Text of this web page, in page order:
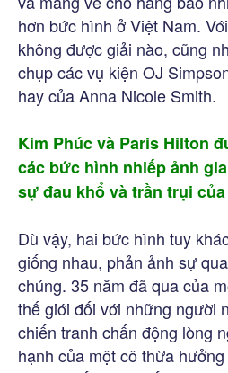
hơn bức hình ở Việt Nam.
không được giải nào, cũng
chụp các vụ kiện OJ
hay của Anna Nicole Smith.
Kim Phúc và Paris Hilton
các bức hình nhiếp ảnh
sự đau khổ và trần trụi
Dù vậy, hai bức hình tuy
giống nhau, phản ảnh sự
chúng. 35 năm đã qua của
thế giới đối với những người
chiến tranh chấn động lòng
hạnh của một cô thừa hưởng